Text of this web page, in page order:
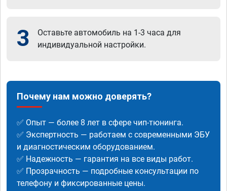
3
Оставьте автомобиль на 1-3 часа для
индивидуальной настройки.
Почему нам можно доверять?
✅ Опыт — более 8 лет в сфере чип-тюнинга.
✅ Экспертность — работаем с современными ЭБУ
и диагностическим оборудованием.
✅ Надежность — гарантия на все виды работ.
✅ Прозрачность — подробные консультации по
телефону и фиксированные цены.